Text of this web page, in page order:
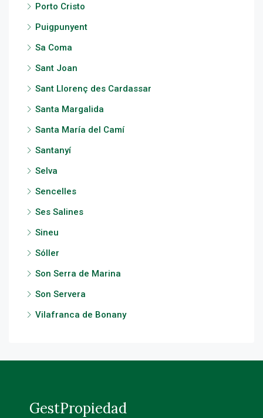
Porto Cristo
Puigpunyent
Sa Coma
Sant Joan
Sant Llorenç des Cardassar
Santa Margalida
Santa María del Camí
Santanyí
Selva
Sencelles
Ses Salines
Sineu
Sóller
Son Serra de Marina
Son Servera
Vilafranca de Bonany
GestPropiedad